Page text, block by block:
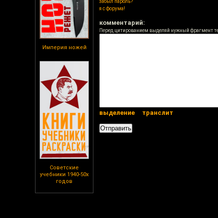
Империя ножей
Советские
учебники 1940-50х
годов
забыл пароль?
я с форума!
комментарий:
Перед цитированием выделяй нужный фрагмент
выделение транслит